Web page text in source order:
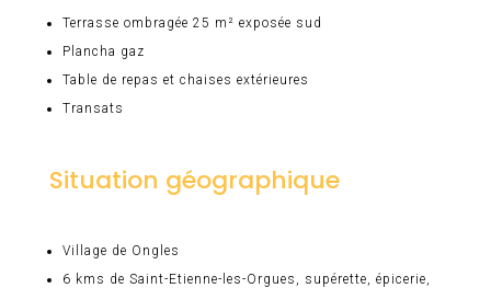
Terrasse ombragée 25 m² exposée sud
Plancha gaz
Table de repas et chaises extérieures
Transats
Situation géographique
Village de Ongles
6 kms de Saint-Etienne-les-Orgues, supérette, épicerie,